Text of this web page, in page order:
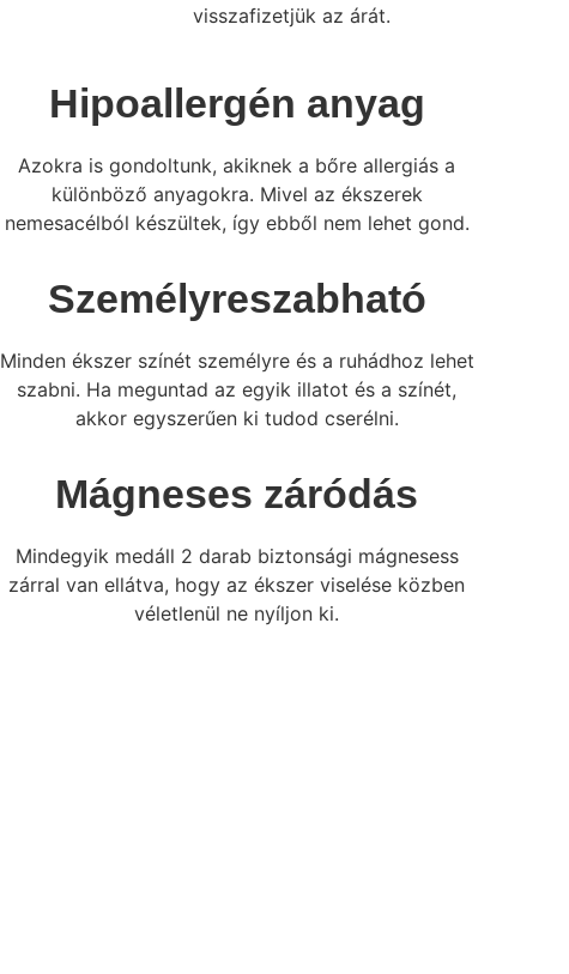
visszafizetjük az árát.
Hipoallergén anyag
Azokra is gondoltunk, akiknek a bőre allergiás a
különböző anyagokra. Mivel az ékszerek
nemesacélból készültek, így ebből nem lehet gond.
Személyreszabható
Minden ékszer színét személyre és a ruhádhoz lehet
szabni. Ha meguntad az egyik illatot és a színét,
akkor egyszerűen ki tudod cserélni.
Mágneses záródás
Mindegyik medáll 2 darab biztonsági mágnesess
zárral van ellátva, hogy az ékszer viselése közben
véletlenül ne nyíljon ki.